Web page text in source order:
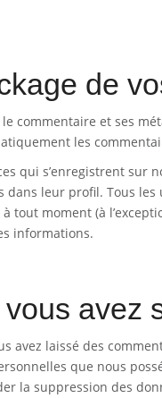
de
commentaire et ses
les
qui s’enregistrent sur
dans leur profil. Tous
tout moment (à
informations.
avez
avez laissé des
que nous
la suppression des